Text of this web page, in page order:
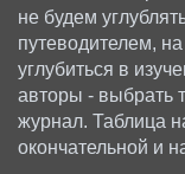
не будем
путеводителем,
углубиться в
авторы - выбрать
журнал. Таблица
окончательной и